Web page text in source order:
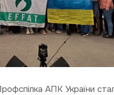
АПК України